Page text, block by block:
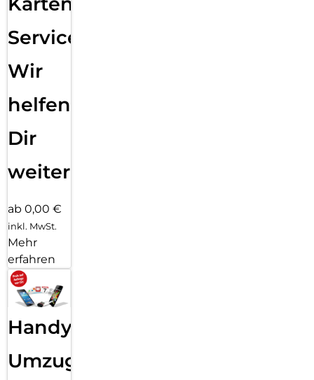
Service:
Wir
helfen
Dir
weiter
ab 0,00 €
inkl. MwSt.
Mehr
erfahren
Handy
Umzug